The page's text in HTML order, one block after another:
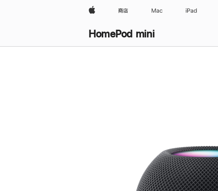
Apple 商店 Mac iPad
HomePod mini